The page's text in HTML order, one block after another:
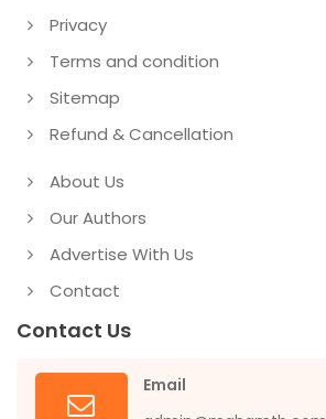
Privacy
Terms and condition
Sitemap
Refund & Cancellation
About Us
Our Authors
Advertise With Us
Contact
Contact Us
Email